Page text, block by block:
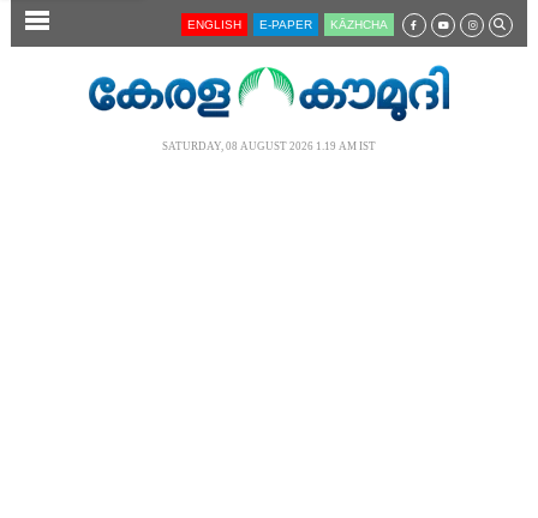
SECTIONS ENGLISH E-PAPER KĀZHCHA
SATURDAY, 08 AUGUST 2026 1.19 AM IST